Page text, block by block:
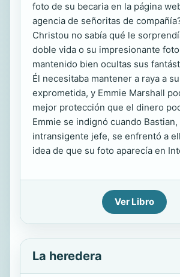
foto de su becaria en la página
agencia de señoritas de
Christou no sabía qué le
doble vida o su impresionante
mantenido bien ocultas sus
Él necesitaba mantener a raya a su
exprometida, y Emmie Marshall
mejor protección que el dinero
Emmie se indignó cuando Bastian,
intransigente jefe, se enfrentó a
idea de que su foto aparecía en
Ver Libro
La heredera